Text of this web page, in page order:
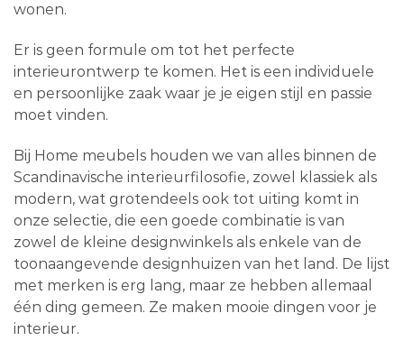
wonen.
Er is geen formule om tot het perfecte
interieurontwerp te komen. Het is een individuele
en persoonlijke zaak waar je je eigen stijl en passie
moet vinden.
Bij Home meubels houden we van alles binnen de
Scandinavische interieurfilosofie, zowel klassiek als
modern, wat grotendeels ook tot uiting komt in
onze selectie, die een goede combinatie is van
zowel de kleine designwinkels als enkele van de
toonaangevende designhuizen van het land. De lijst
met merken is erg lang, maar ze hebben allemaal
één ding gemeen. Ze maken mooie dingen voor je
interieur.